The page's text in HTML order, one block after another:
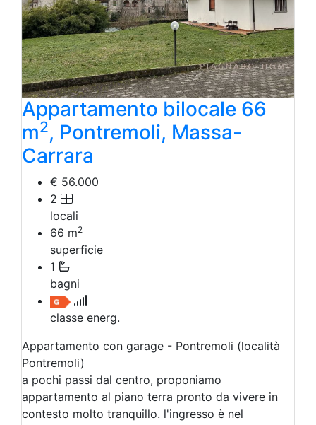
Appartamento bilocale 66
m2, Pontremoli, Massa-
Carrara
€ 56.000
2
locali
66 m2
superficie
1
bagni
classe energ.
Appartamento con garage - Pontremoli (località
Pontremoli)
a pochi passi dal centro, proponiamo
appartamento al piano terra pronto da vivere in
contesto molto tranquillo. l'ingresso è nel